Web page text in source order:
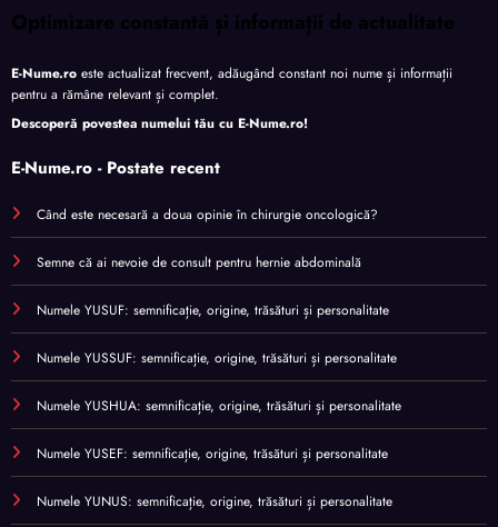
Optimizare constantă și informații de actualitate
E-Nume.ro este actualizat frecvent, adăugând constant noi nume și informații
pentru a rămâne relevant și complet.
Descoperă povestea numelui tău cu E-Nume.ro!
E-Nume.ro - Postate recent
Când este necesară a doua opinie în chirurgie oncologică?
Semne că ai nevoie de consult pentru hernie abdominală
Numele YUSUF: semnificație, origine, trăsături și personalitate
Numele YUSSUF: semnificație, origine, trăsături și personalitate
Numele YUSHUA: semnificație, origine, trăsături și personalitate
Numele YUSEF: semnificație, origine, trăsături și personalitate
Numele YUNUS: semnificație, origine, trăsături și personalitate